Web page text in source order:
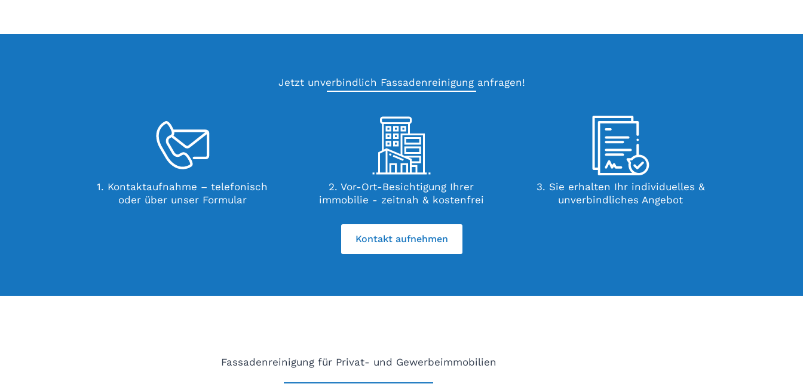
Jetzt unverbindlich Fassadenreinigung anfragen!
1. Kontaktaufnahme – telefonisch
oder über unser Formular
2. Vor-Ort-Besichtigung Ihrer
immobilie - zeitnah & kostenfrei
3. Sie erhalten Ihr individuelles &
unverbindliches Angebot
Kontakt aufnehmen
Fassadenreinigung für Privat- und Gewerbeimmobilien